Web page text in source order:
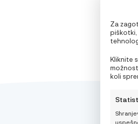
Za
preklic
Kliknite
koli